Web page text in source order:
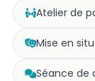
Atelier de
Mise en
Séance de